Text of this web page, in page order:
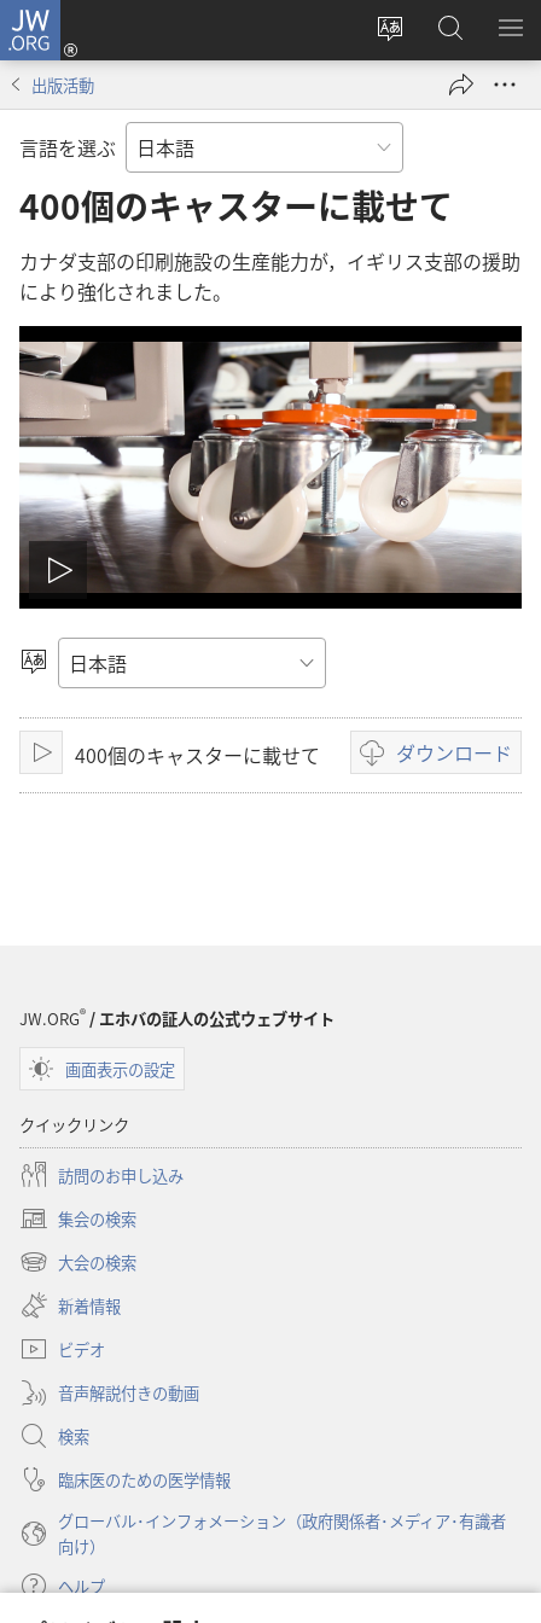
JW.ORG
サ
ト
の
言
語
を
変
ロ
グ
ン
し
い
タ
ブ
く）
JW.ORG
の
検
メ
を
出版活動
言語を選ぶ
400個のキャスターに載せて
カナダ支部の印刷施設の生産能力が，イギリス支部の援助
により強化されました。
ビ
デ
オ
を
言
を
選
択
再
生
400個のキャスターに載せて ダウンロード
ビ
デ
JW.ORG®/ エホバの証人の公式ウェブサイト
画面表示の設定
クイックリンク
訪問のお申し込み
集会の検索
（新
し
タ
で
開
く）
大会の検索
（新
し
い
タ
ブ
で
開
く）
新着情報
ビデオ
音声解説付きの動画
検索
臨床医のための医学情報
グローバル･インフォメーション（政府関係者･メディア･有識者
向け）
ヘルプ